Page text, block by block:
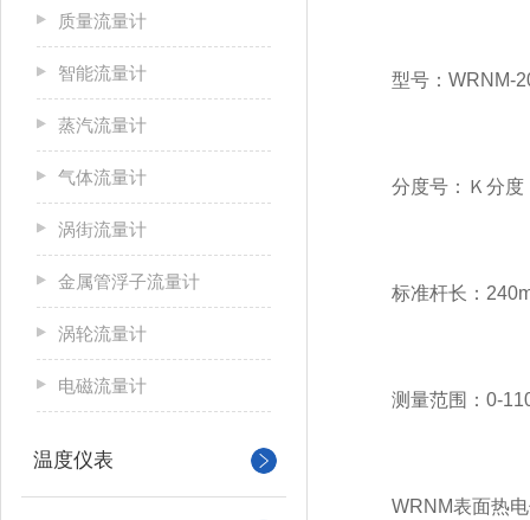
质量流量计
智能流量计
蒸汽流量计
气体流量计
涡街流量计
金属管浮子流量计
涡轮流量计
电磁流量计
温度仪表
型号：WRNM-
分度号：Ｋ分度
标准杆长：
测量范围：0-
WRNM表面热电